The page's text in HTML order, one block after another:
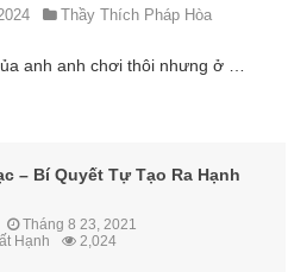
Thầy Thích Pháp Hòa
anh anh chơi thôi nhưng ở …
– Bí Quyết Tự Tạo Ra Hạnh
Tháng 8 23, 2021
Hạnh
2,024